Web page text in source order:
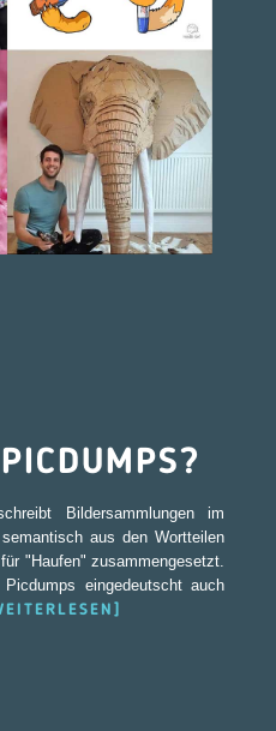
Bildersammlungen im
aus den Wortteilen
"Haufen" zusammengesetzt.
eingedeutscht auch